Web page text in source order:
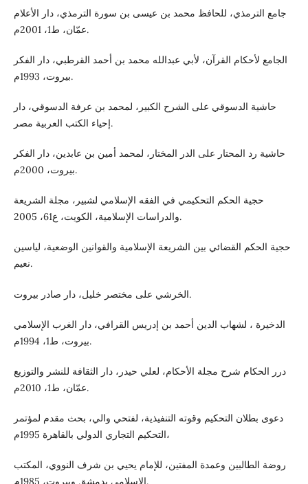
جامع الترمذي، للحافظ محمد بن عيسى بن سورة الترمذي، دار الأعلام
عمّان، ط1، 2001م.
الجامع لأحكام القرآن، لأبي عبدالله محمد بن أحمد القرطبي، دار الفكر
بيروت، 1993م.
حاشية الدسوقي على الشرح الكبير، لمحمد بن عرفة الدسوقي، دار
إحياء الكتب العربية مصر.
حاشية رد المحتار على الدر المختار، لمحمد أمين بن عابدين، دار الفكر
بيروت، 2000م.
حجية الحكم التحكيمي في الفقه الإسلامي لشبير، مجلة الشريعة
والدراسات الإسلامية، الكويت، ع61، 2005.
حجية الحكم القضائي بين الشريعة الإسلامية والقوانين الوضعية، لياسين
نعيم.
الخرشي على مختصر خليل، دار صادر بيروت.
الدخيرة ، لشهاب الدين أحمد بن إدريس القرافي، دار الغرب الإسلامي
بيروت، ط1، 1994م.
درر الحكام شرح مجلة الأحكام، لعلي حيدر، دار الثقافة للنشر والتوزيع
عمّان، ط1، 2010م.
دعوى بطلان التحكيم وقوته التنفيذية، لفتحي والي، بحث مقدم لمؤتمر
التحكيم التجاري الدولي بالقاهرة 1995م،
روضة الطالبين وعمدة المفتين، للإمام يحيي بن شرف النووي، المكتب
الإسلامي بدمشق وبيروت، 1985م.